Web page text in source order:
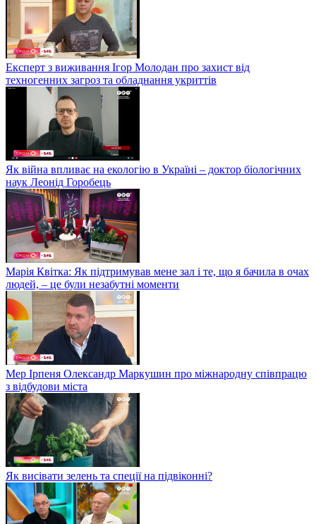
Експерт з виживання Ігор Молодан про захист від
техногенних загроз та обладнання укриттів
Як війна впливає на екологію в Україні – доктор біологічних
наук Леонід Горобець
Марія Квітка: Як підтримував мене зал і те, що я бачила в очах
людей, – це були незабутні моменти
Мер Ірпеня Олександр Маркушин про міжнародну співпрацю
з відбудови міста
Як висівати зелень та спеції на підвіконні?